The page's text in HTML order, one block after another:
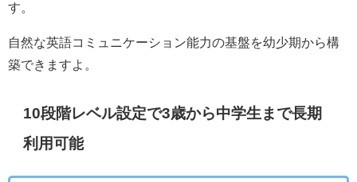
す。
自然な英語コミュニケーション能力の基盤を幼少期から構
築できますよ。
10段階レベル設定で3歳から中学生まで長期
利用可能